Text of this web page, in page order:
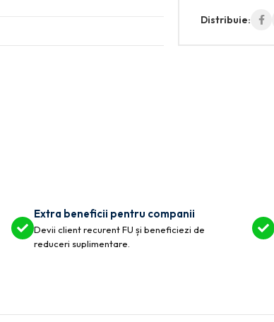
Distribuie:
Extra beneficii pentru companii
Devii client recurent FU și beneficiezi de
reduceri suplimentare.